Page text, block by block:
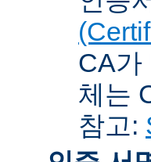
CA가
체는
참고: